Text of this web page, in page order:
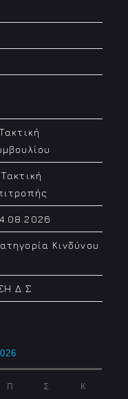
Κινδύνου
Δ.Σ
Π Σ Κ